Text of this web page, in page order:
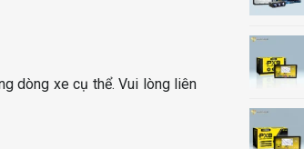
dòng xe cụ thể. Vui lòng liên